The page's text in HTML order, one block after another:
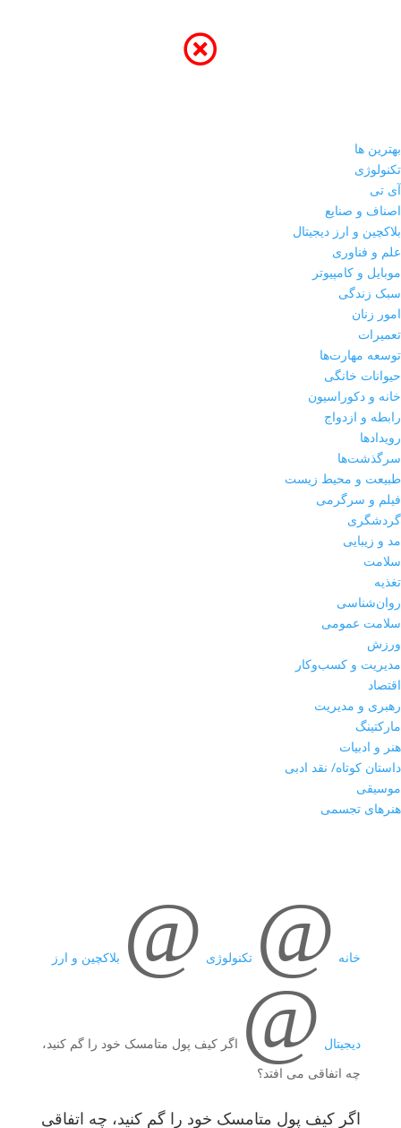
بهترین ها
تکنولوژی
آی تی
اصناف و صنایع
بلاکچین و ارز دیجیتال
علم و فناوری
موبایل و کامپیوتر
سبک زندگی
امور زنان
تعمیرات
توسعه مهارت‌ها
حیوانات خانگی
خانه و دکوراسیون
رابطه و ازدواج
رویدادها
سرگذشت‌ها
طبیعت و محیط زیست
فیلم و سرگرمی
گردشگری
مد و زیبایی
سلامت
تغذیه
روان‌شناسی
سلامت عمومی
ورزش
مدیریت و کسب‌وکار
اقتصاد
رهبری و مدیریت
مارکتینگ
هنر و ادبیات
داستان کوتاه/ نقد ادبی
موسیقی
هنرهای تجسمی
خانه @ تکنولوژی @ بلاکچین و ارز
دیجیتال @ اگر کیف پول متامسک خود را گم کنید،
چه اتفاقی می افتد؟
اگر کیف پول متامسک خود را گم کنید، چه اتفاقی